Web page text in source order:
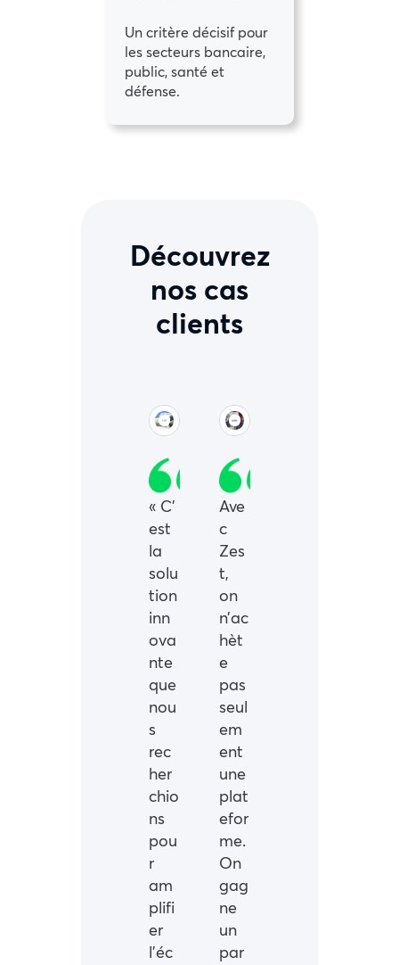
Un critère décisif pour
les secteurs bancaire,
public, santé et
défense.
Découvrez
nos cas
clients
« C’
est
la
solu
tion
inn
ova
nte
que
nou
s
rec
her
chio
ns
pou
r
am
plifi
er
l’éc
Ave
c
Zes
t,
on
n’ac
hèt
e
pas
seul
em
ent
une
plat
efor
me.
On
gag
ne
un
par